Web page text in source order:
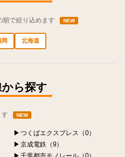
で絞り込めます NEW
北海道
から探す
NEW
つくばエクスプレス（0）
京成電鉄（9）